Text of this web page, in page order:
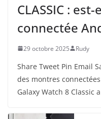
CLASSIC :
connectée
29 octobre 2025 Rudy
Share Tweet Pin Email
des montres
Galaxy Watch 8 Classic a